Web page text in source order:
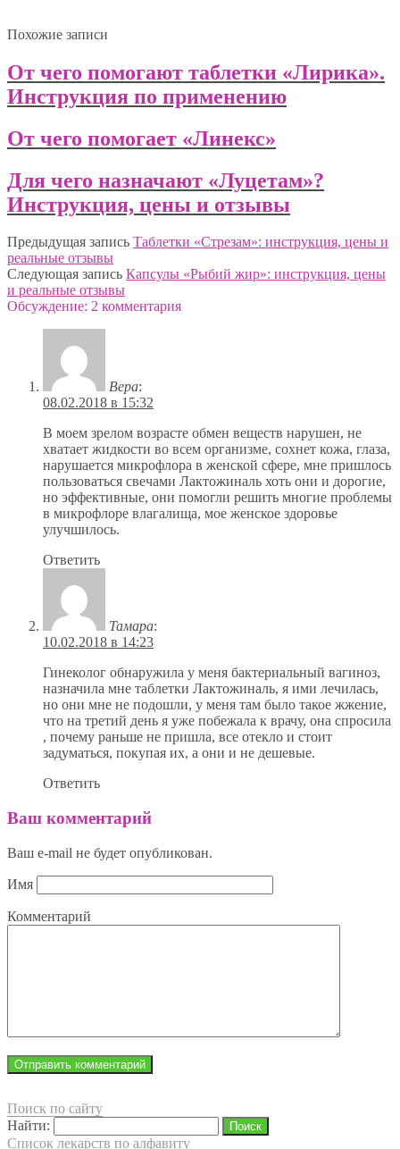
Похожие записи
От чего помогают таблетки «Лирика».
Инструкция по применению
От чего помогает «Линекс»
Для чего назначают «Луцетам»?
Инструкция, цены и отзывы
Предыдущая запись Таблетки «Стрезам»: инструкция, цены и
реальные отзывы
Следующая запись Капсулы «Рыбий жир»: инструкция, цены
и реальные отзывы
Обсуждение: 2 комментария
Вера:
08.02.2018 в 15:32
В моем зрелом возрасте обмен веществ нарушен, не
хватает жидкости во всем организме, сохнет кожа, глаза,
нарушается микрофлора в женской сфере, мне пришлось
пользоваться свечами Лактожиналь хоть они и дорогие,
но эффективные, они помогли решить многие проблемы
в микрофлоре влагалища, мое женское здоровье
улучшилось.
Ответить
Тамара:
10.02.2018 в 14:23
Гинеколог обнаружила у меня бактериальный вагиноз,
назначила мне таблетки Лактожиналь, я ими лечилась,
но они мне не подошли, у меня там было такое жжение,
что на третий день я уже побежала к врачу, она спросила
, почему раньше не пришла, все отекло и стоит
задуматься, покупая их, а они и не дешевые.
Ответить
Ваш комментарий
Ваш e-mail не будет опубликован.
Имя
Комментарий
Поиск по сайту
Найти:
Список лекарств по алфавиту